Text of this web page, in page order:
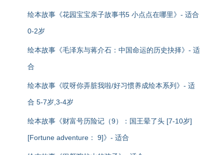
绘本故事《花园宝宝亲子故事书5 小点点在哪里》- 适合
0-2岁
绘本故事《毛泽东与蒋介石：中国命运的历史抉择》- 适
合
绘本故事《哎呀你弄脏我啦/好习惯养成绘本系列》- 适
合 5-7岁,3-4岁
绘本故事《财富号历险记（9）：国王晕了头 [7-10岁]
[Fortune adventure： 9]》- 适合